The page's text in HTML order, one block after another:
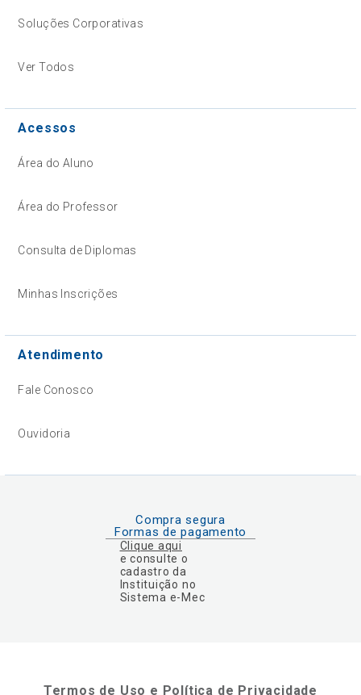
Soluções Corporativas
Ver Todos
Acessos
Área do Aluno
Área do Professor
Consulta de Diplomas
Minhas Inscrições
Atendimento
Fale Conosco
Ouvidoria
Compra segura
Formas de pagamento
Clique aqui
e consulte o
cadastro da
Instituição no
Sistema e-Mec
Termos de Uso e Política de Privacidade